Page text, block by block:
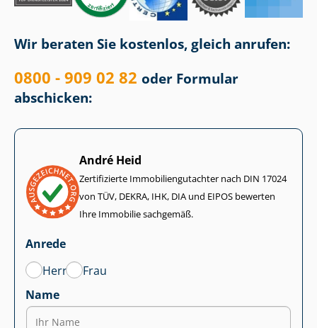
Wir beraten Sie kostenlos, gleich anrufen:
0800 - 909 02 82 oder Formular
abschicken:
André Heid
Zertifizierte Im­mo­bi­li­en­gut­ach­ter nach DIN 17024
von TÜV, DEKRA, IHK, DIA und EIPOS bewerten
Ihre Immobilie sachgemäß.
Anrede
Herr
Frau
Name